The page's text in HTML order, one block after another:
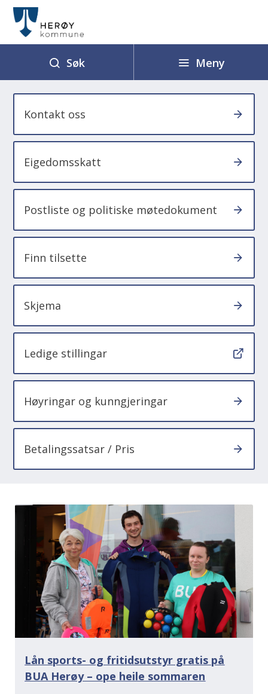
e
r
ø
y
k
o
m
m
u
n
Søk Meny
Kontakt oss
Eigedomsskatt
Postliste og politiske møtedokument
Finn tilsette
Skjema
Ledige stillingar
Høyringar og kunngjeringar
Betalingssatsar / Pris
Lån sports- og fritidsutstyr gratis på
BUA Herøy – ope heile sommaren